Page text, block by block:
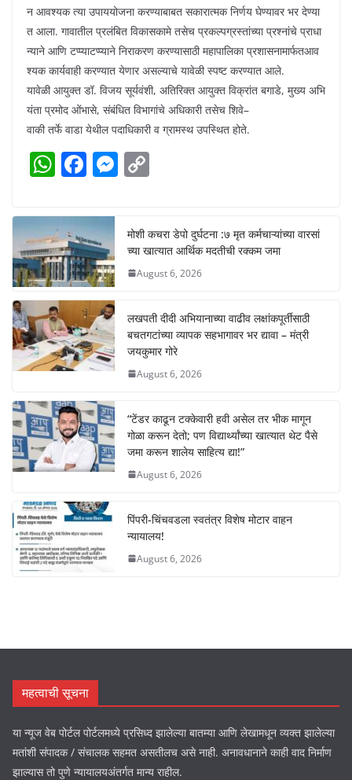
न आवश्यक त्या उपाययोजना करण्याबाबत सकारात्मक निर्णय घेण्यावर भर देण्या
त आला. गावातील प्रलंबित विकासकामे तसेच प्रकल्पग्रस्तांच्या प्रश्नांचे प्राधा
न्याने आणि टप्प्याटप्प्याने निराकरण करण्यासाठी महापालिका प्रशासनामार्फतआव
श्यक कार्यवाही करण्यात येणार असल्याचे यावेळी स्पष्ट करण्यात आले.
यावेळी आयुक्त डॉ. विजय सूर्यवंशी, अतिरिक्त आयुक्त विक्रांत बगाडे, मुख्य अभि
यंता प्रमोद ओंभासे, संबंधित विभागांचे अधिकारी तसेच शिवे–
वाकी तर्फे वाडा येथील पदाधिकारी व ग्रामस्थ उपस्थित होते.
W
at
s
A
p
p
F
c
e
b
o
o
k
M
e
n
er
y
Li
n
k
मोशी कचरा डेपो दुर्घटना :७ मृत कर्मचाऱ्यांच्या वारसां
च्या खात्यात आर्थिक मदतीची रक्कम जमा
August 6, 2026
लखपती दीदी अभियानाच्या वाढीव लक्षांकपूर्तीसाठी
बचतगटांच्या व्यापक सहभागावर भर द्यावा – मंत्री
जयकुमार गोरे
August 6, 2026
“टेंडर काढून टक्केवारी हवी असेल तर भीक मागून
गोळा करून देतो; पण विद्यार्थ्यांच्या खात्यात थेट पैसे
जमा करून शालेय साहित्य द्या!”
August 6, 2026
पिंपरी-चिंचवडला स्वतंत्र विशेष मोटार वाहन
न्यायालय!
August 6, 2026
महत्वाची सूचना
या न्यूज वेब पोर्टल पोर्टलमध्ये प्रसिध्द झालेल्या बातम्या आणि लेखामधून व्यक्त झालेल्या
मतांशी संपादक / संचालक सहमत असतीलच असे नाही. अनावधानाने काही वाद निर्माण
झाल्यास तो पुणे न्यायालयअंतर्गत मान्य राहील.